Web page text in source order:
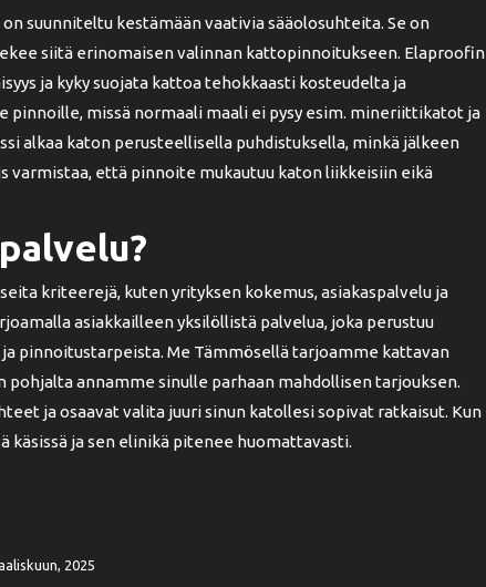
suunniteltu kestämään vaativia sääolosuhteita. Se on
siitä erinomaisen valinnan kattopinnoitukseen. Elaproofin
ja kyky suojata kattoa tehokkaasti kosteudelta ja
pinnoille, missä normaali maali ei pysy esim. mineriittikatot ja
alkaa katon perusteellisella puhdistuksella, minkä jälkeen
varmistaa, että pinnoite mukautuu katon liikkeisiin eikä
kriteerejä, kuten yrityksen kokemus, asiakaspalvelu ja
asiakkailleen yksilöllistä palvelua, joka perustuu
pinnoitustarpeista. Me Tämmösellä tarjoamme kattavan
annamme sinulle parhaan mahdollisen tarjouksen.
ja osaavat valita juuri sinun katollesi sopivat ratkaisut. Kun
ja sen elinikä pitenee huomattavasti.
2025